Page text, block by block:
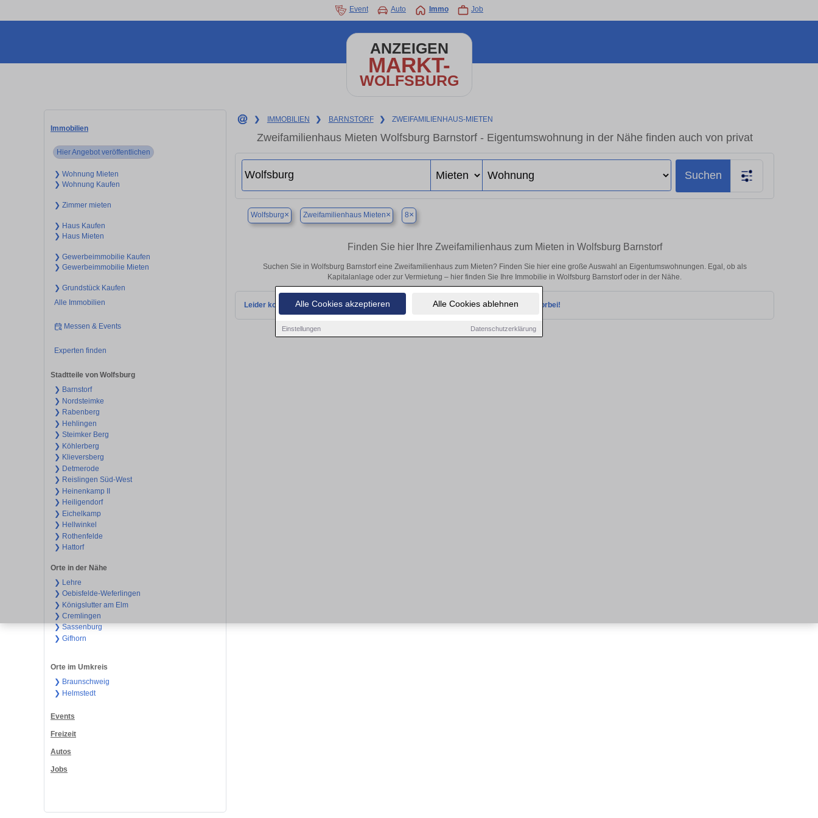
Alle Cookies akzeptieren Alle Cookies ablehnen
Einstellungen Datenschutzerklärung
Event Auto Immo Job
ANZEIGEN
MARKT-
WOLFSBURG
Immobilien
Hier Angebot veröffentlichen
❯ Wohnung Mieten
❯ Wohnung Kaufen
❯ Zimmer mieten
❯ Haus Kaufen
❯ Haus Mieten
❯ Gewerbeimmobilie Kaufen
❯ Gewerbeimmobilie Mieten
❯ Grundstück Kaufen
Alle Immobilien
Messen & Events
Experten finden
Stadtteile von Wolfsburg
❯ Barnstorf
❯ Nordsteimke
❯ Rabenberg
❯ Hehlingen
❯ Steimker Berg
❯ Köhlerberg
❯ Klieversberg
❯ Detmerode
❯ Reislingen Süd-West
❯ Heinenkamp II
❯ Heiligendorf
❯ Eichelkamp
❯ Hellwinkel
❯ Rothenfelde
❯ Hattorf
Orte in der Nähe
❯ Lehre
❯ Oebisfelde-Weferlingen
❯ Königslutter am Elm
❯ Cremlingen
❯ Sassenburg
❯ Gifhorn
Orte im Umkreis
❯ Braunschweig
❯ Helmstedt
Events
Freizeit
Autos
Jobs
❯ IMMOBILIEN ❯ BARNSTORF ❯ ZWEIFAMILIENHAUS-MIETEN
Zweifamilienhaus Mieten Wolfsburg Barnstorf - Eigentumswohnung in der Nähe finden auch von privat
Suchen
Wolfsburg× Zweifamilienhaus Mieten× 8×
Finden Sie hier Ihre Zweifamilienhaus zum Mieten in Wolfsburg Barnstorf
Suchen Sie in Wolfsburg Barnstorf eine Zweifamilienhaus zum Mieten? Finden Sie hier eine große Auswahl an Eigentumswohnungen. Egal, ob als
Kapitalanlage oder zur Vermietung – hier finden Sie Ihre Immobilie in Wolfsburg Barnstorf oder in der Nähe.
Leider konnten wir derzeit keine passenden Objekte finden. Schauen Sie bald wieder vorbei!